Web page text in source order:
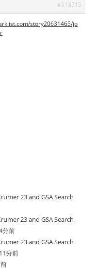
#513515
story20631465/jo
23 and GSA Search
23 and GSA Search
分前
23 and GSA Search
分前